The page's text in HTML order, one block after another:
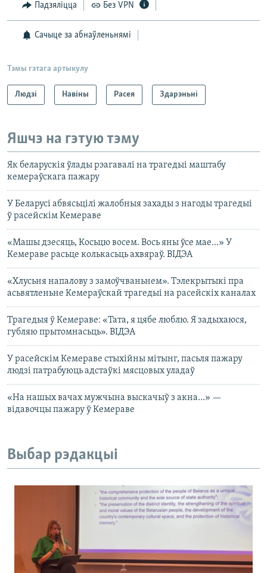
Падзяліцца Без VPN
Сачыце за абнаўленьнямі
Тэмы гэтага артыкулу
Людзі Навіны Расея Здарэньні
Яшчэ на гэтую тэму
Як беларускія ўлады рэагавалі на трагедыі маштабу
кемераўскага пажару
У Беларусі абвясьцілі жалобныя захады з нагоды трагедыі
ў расейскім Кемераве
«Машы дзесяць, Косьцю восем. Вось яны ўсе мае...» У
Кемераве расьце колькасьць ахвяраў. ВІДЭА
«Хлусьня напалову з замоўчваньнем». Тэлекрытыкі пра
асьвятленьне Кемераўскай трагедыі на расейскіх каналах
Трагедыя ў Кемераве: «Тата, я цябе люблю. Я задыхаюся,
губляю прытомнасьць». ВІДЭА
У расейскім Кемераве стыхійны мітынг, пасьля пажару
людзі патрабуюць адстаўкі мясцовых уладаў
«На нашых вачах мужчына выскачыў з акна...» —
відавочцы пажару ў Кемераве
Выбар рэдакцыі